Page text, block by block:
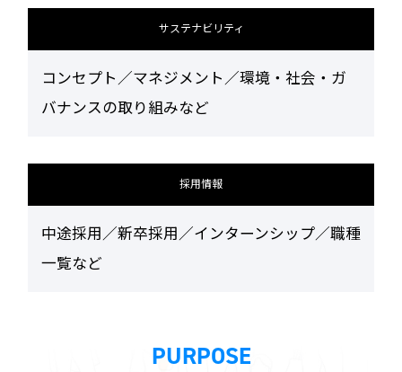
サステナビリティ
コンセプト／マネジメント／環境・社会・ガ
バナンスの取り組みなど
採用情報
中途採用／新卒採用／インターンシップ／職種
一覧など
PURPOSE